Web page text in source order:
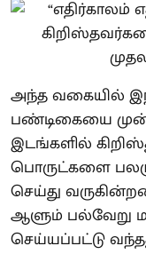
அந்த வகையில்
பண்டிகையை
இடங்களில்
பொருட்களை
செய்து
ஆளும் பல்வேறு
செய்யப்பட்டு